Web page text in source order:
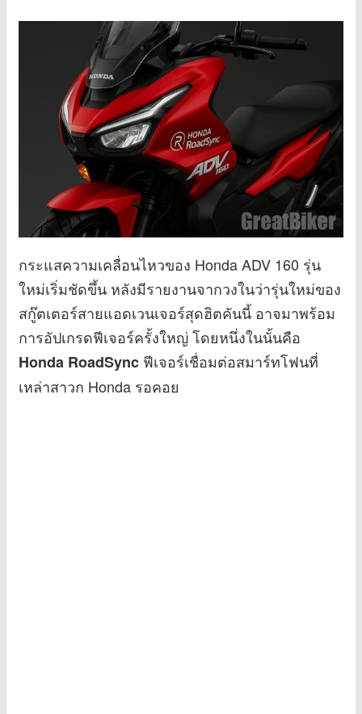
กระแสความเคลื่อนไหวของ Honda ADV 160 รุ่น
ใหม่เริ่มชัดขึ้น หลังมีรายงานจากวงในว่ารุ่นใหม่ของ
สกู๊ตเตอร์สายแอดเวนเจอร์สุดฮิตคันนี้ อาจมาพร้อม
การอัปเกรดฟีเจอร์ครั้งใหญ่ โดยหนึ่งในนั้นคือ
Honda RoadSync ฟีเจอร์เชื่อมต่อสมาร์ทโฟนที่
เหล่าสาวก Honda รอคอย